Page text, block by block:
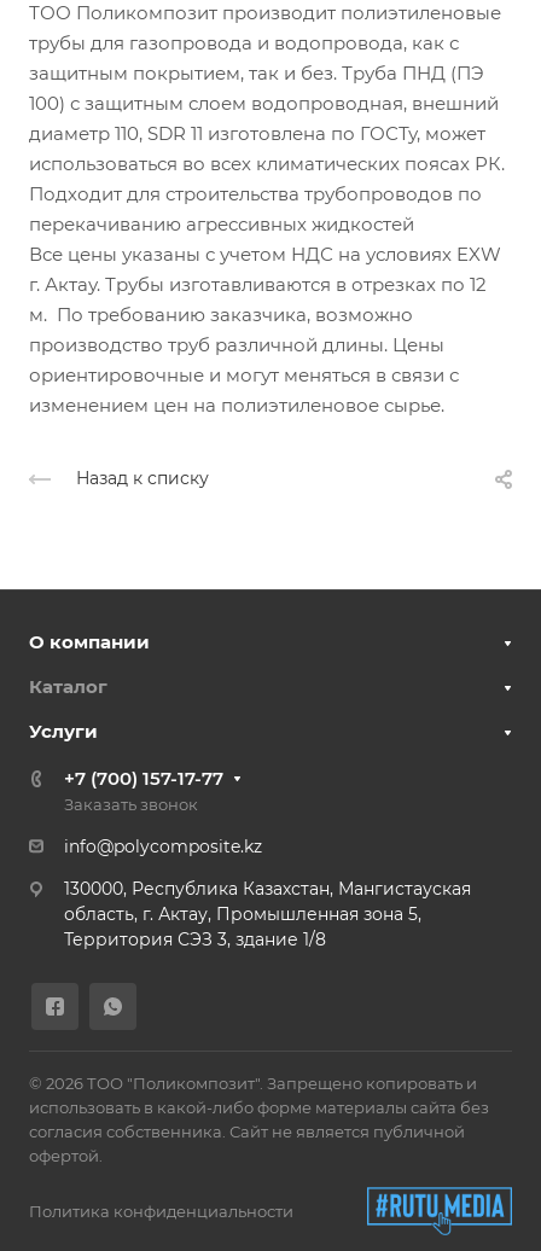
ТОО Поликомпозит производит полиэтиленовые
трубы для газопровода и водопровода, как с
защитным покрытием, так и без. Труба ПНД (ПЭ
100) с защитным слоем водопроводная, внешний
диаметр 110, SDR 11 изготовлена по ГОСТу, может
использоваться во всех климатических поясах РК.
Подходит для строительства трубопроводов по
перекачиванию агрессивных жидкостей
Все цены указаны с учетом НДС на условиях EXW
г. Актау. Трубы изготавливаются в отрезках по 12
м. По требованию заказчика, возможно
производство труб различной длины. Цены
ориентировочные и могут меняться в связи с
изменением цен на полиэтиленовое сырье.
Назад к списку
О компании
Каталог
Услуги
+7 (700) 157-17-77
Заказать звонок
info@polycomposite.kz
130000, Республика Казахстан, Мангистауская
область, г. Актау, Промышленная зона 5,
Территория СЭЗ 3, здание 1/8
© 2026 ТОО "Поликомпозит". Запрещено копировать и
использовать в какой-либо форме материалы сайта без
согласия собственника. Сайт не является публичной
офертой.
Политика конфиденциальности